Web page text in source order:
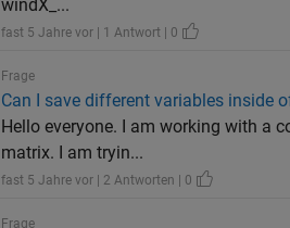
windX_...
fast 5 Jahre vor | 1 Antwort | 0
Frage
Can I save different variables inside
Hello everyone. I am working with a
matrix. I am tryin...
fast 5 Jahre vor | 2 Antworten | 0
Frage